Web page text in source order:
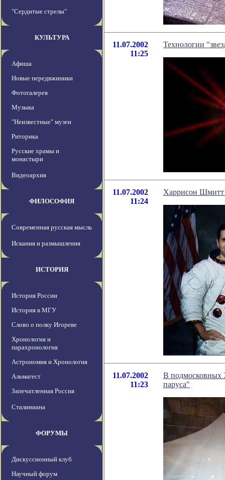
"Сердитые стрелы"
КУЛЬТУРА
Афиша
Новые передвжиники
Фотогалерея
Музыка
"Неизвестные" музеи
Риторика
Русские храмы и
монастыри
Видеоархив
ФИЛОСОФИЯ
Современная русская мысль
Искания и размышления
ИСТОРИЯ
История России
История в МГУ
Слово о полку Игореве
Хронология и
парахронология
Астрономия и Хронология
Альмагест
Запечатленная Россия
Сталиниана
ФОРУМЫ
Дискуссионный клуб
Научный форум
11.07.2002
11:25
Технологии
11.07.2002
11:24
Харрисон Шмитт
11.07.2002
11:23
В подмосковных
паруса"